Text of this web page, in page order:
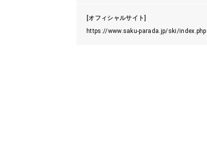
[オフィシャルサイト]
https://www.saku-parada.jp/ski/index.php